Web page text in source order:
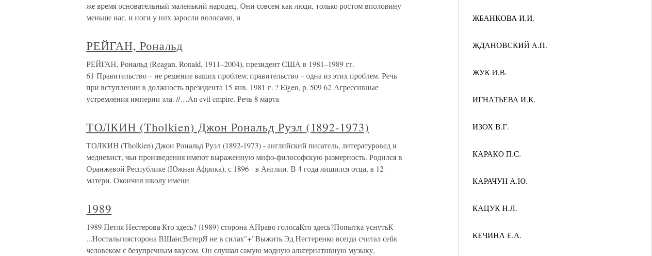
ЖБАНКОВА И.И.
ЖДАНОВСКИЙ А.П.
ЖУК И.В.
ИГНАТЬЕВА И.К.
ИЗОХ В.Г.
КАРАКО П.С.
КАРАЧУН А.Ю.
КАЦУК Н.Л.
КЕЧИНА Е.А.
же время основательный маленький народец. Они совсем как люди, только ростом вполовину
меньше нас, и ноги у них заросли волосами, и
РЕЙГАН, Рональд
РЕЙГАН, Рональд (Reagan, Ronald, 1911–2004), президент США в 1981–1989 гг.
61 Правительство – не решение ваших проблем; правительство – одна из этих проблем. Речь
при вступлении в должность президента 15 янв. 1981 г. ? Eigen, p. 509 62 Агрессивные
устремления империи зла. //…An evil empire. Речь 8 марта
ТОЛКИН (Tholkien) Джон Рональд Руэл (1892-1973)
ТОЛКИН (Tholkien) Джон Рональд Руэл (1892-1973) - английский писатель, литературовед и
медиевист, чьи произведения имеют выраженную мифо-философскую размерность. Родился в
Оранжевой Республике (Южная Африка), с 1896 - в Англии. В 4 года лишился отца, в 12 -
матери. Окончил школу имени
1989
1989 Петля Нестерова Кто здесь? (1989) сторона АПраво голосаКто здесь?Попытка уснутьК
...Ностальгиясторона ВШансВетерЯ не в силах"+"Выжить Эд Нестеренко всегда считал себя
человеком с безупречным вкусом. Он слушал самую модную альтернативную музыку,